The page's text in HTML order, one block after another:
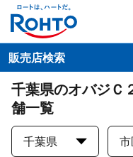
販売店検索
千葉県のオバジ
舗一覧
千葉県 市